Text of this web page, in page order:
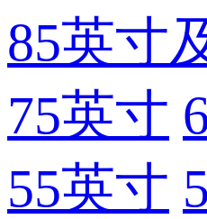
85英寸
75英寸
55英寸